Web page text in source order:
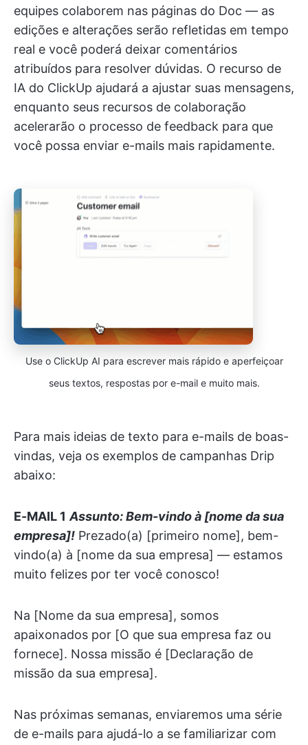
equipes colaborem nas páginas do Doc — as
edições e alterações serão refletidas em tempo
real e você poderá deixar comentários
atribuídos para resolver dúvidas. O recurso de
IA do ClickUp ajudará a ajustar suas mensagens,
enquanto seus recursos de colaboração
acelerarão o processo de feedback para que
você possa enviar e-mails mais rapidamente.
Use o ClickUp AI para escrever mais rápido e aperfeiçoar
seus textos, respostas por e-mail e muito mais.
Para mais ideias de texto para e-mails de boas-
vindas, veja os exemplos de campanhas Drip
abaixo:
E-MAIL 1 Assunto: Bem-vindo à [nome da sua
empresa]! Prezado(a) [primeiro nome], bem-
vindo(a) à [nome da sua empresa] — estamos
muito felizes por ter você conosco!
Na [Nome da sua empresa], somos
apaixonados por [O que sua empresa faz ou
fornece]. Nossa missão é [Declaração de
missão da sua empresa].
Nas próximas semanas, enviaremos uma série
de e-mails para ajudá-lo a se familiarizar com